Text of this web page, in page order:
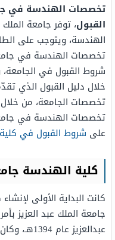
تخصصات الهندسة في
القبول، توفر جامعة
الهندسة، ويتوجب على
تخصصات الهندسة في
شروط القبول في
خلال دليل القبول الذي
تخصصات الجامعة، من خلال
تخصصات الهندسة في
على شروط القبول في
كلية الهندسة
كانت البداية الأولى
جامعة الملك عبد العزيز